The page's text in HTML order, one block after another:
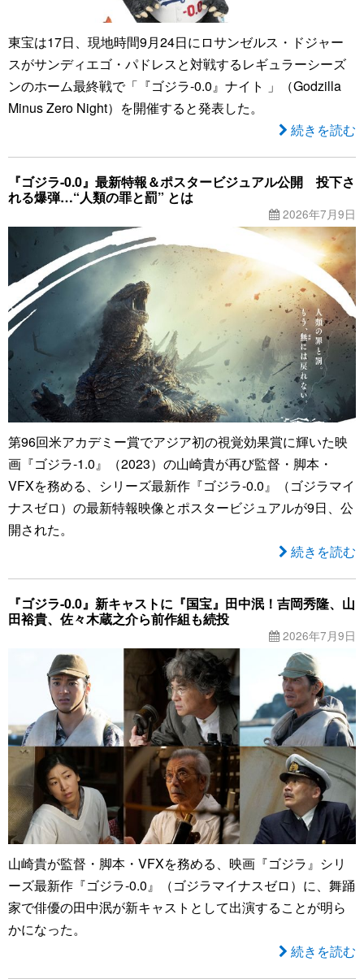
東宝は17日、現地時間9月24日にロサンゼルス・ドジャー
スがサンディエゴ・パドレスと対戦するレギュラーシーズ
ンのホーム最終戦で「『ゴジラ-0.0』ナイト 」（Godzilla
Minus Zero Night）を開催すると発表した。
続きを読む
『ゴジラ-0.0』最新特報＆ポスタービジュアル公開 投下さ
れる爆弾…“人類の罪と罰” とは
2026年7月9日
第96回米アカデミー賞でアジア初の視覚効果賞に輝いた映
画『ゴジラ-1.0』（2023）の山崎貴が再び監督・脚本・
VFXを務める、シリーズ最新作『ゴジラ-0.0』（ゴジラマイ
ナスゼロ）の最新特報映像とポスタービジュアルが9日、公
開された。
続きを読む
『ゴジラ-0.0』新キャストに『国宝』田中泯！吉岡秀隆、山
田裕貴、佐々木蔵之介ら前作組も続投
2026年7月9日
山崎貴が監督・脚本・VFXを務める、映画『ゴジラ』シリ
ーズ最新作『ゴジラ-0.0』（ゴジラマイナスゼロ）に、舞踊
家で俳優の田中泯が新キャストとして出演することが明ら
かになった。
続きを読む